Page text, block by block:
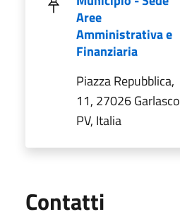
Aree
Amministrativa e
Finanziaria
Piazza Repubblica,
11, 27026 Garlasco
PV, Italia
Contatti